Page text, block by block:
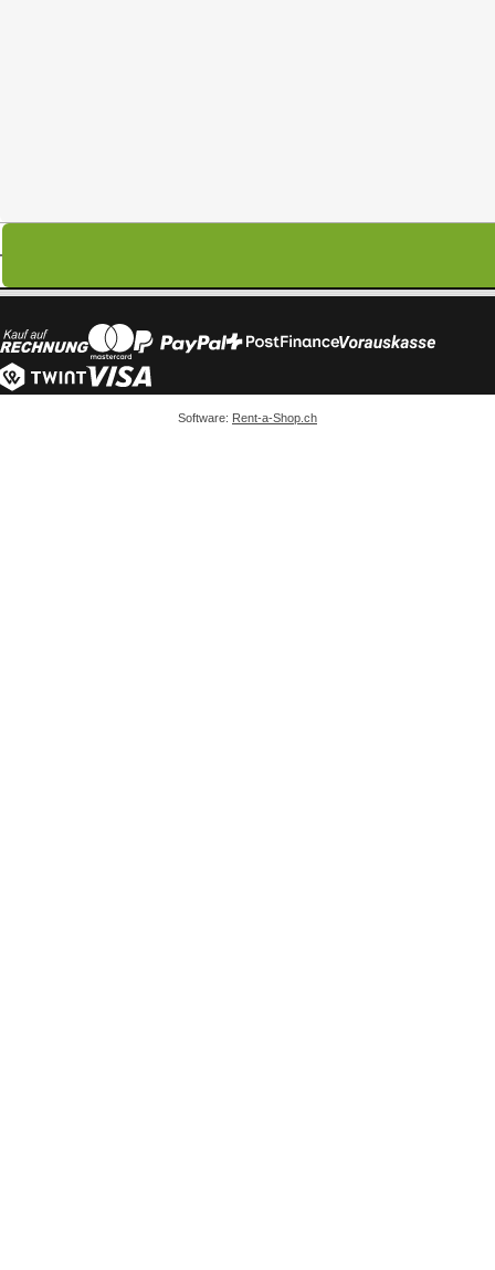
Software: Rent-a-Shop.ch